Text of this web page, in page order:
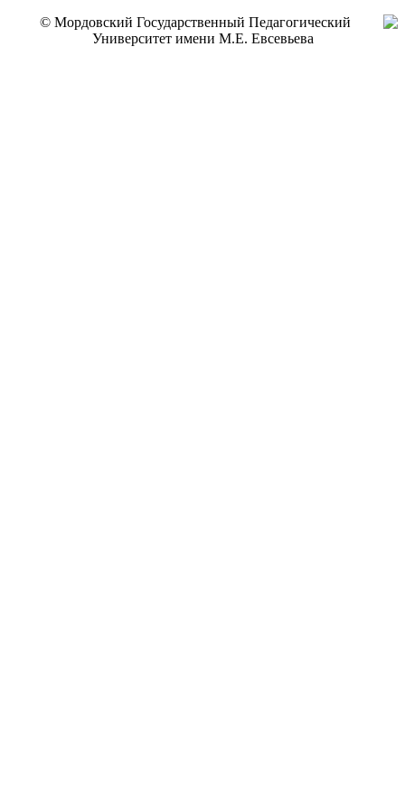
© Мордовский Государственный Педагогический
Университет имени М.Е. Евсевьева